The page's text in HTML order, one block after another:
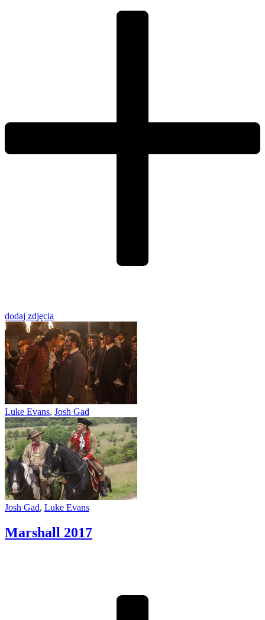
dodaj zdjęcia
Luke Evans, Josh Gad
Josh Gad, Luke Evans
Marshall 2017